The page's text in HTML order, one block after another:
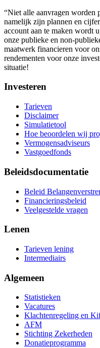
“Niet alle aanvragen worden
namelijk zijn plannen en
account aan te maken wordt
onze publieke en non-
maatwerk financieren voor
rendementen voor onze
situatie!
Investeren
Tarieven
Disclaimer
Simulatietool
Hoe beoordelen wij
Vermogensadviseurs
Vastgoedfonds
Beleidsdocumentatie
Beleid
Financieringsbeleid
Veelgestelde vragen
Lenen
Tarieven lening
Intermediairs
Algemeen
Statistieken
Vacatures
Klachtenregeling en
AFM
Stichting Zekerheden
Donatieprogramma